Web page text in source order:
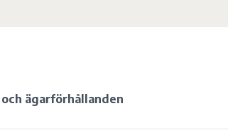
ägarförhållanden